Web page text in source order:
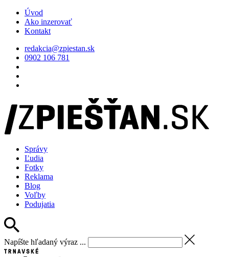
Úvod
Ako inzerovať
Kontakt
redakcia@zpiestan.sk
0902 106 781
Správy
Ľudia
Fotky
Reklama
Blog
Voľby
Podujatia
Napíšte hľadaný výraz ...